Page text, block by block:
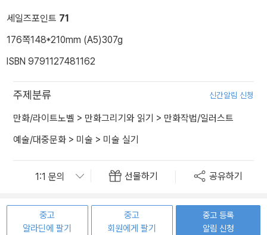
세일즈포인트 71
176쪽148*210mm (A5)307g
ISBN 9791127481162
주제분류 신간알림 신청
만화/라이트노벨 > 만화그리기와 읽기 > 만화작법/일러스트
예술/대중문화 > 미술 > 미술 실기
선물하기 공유하기
중고
알라딘에 팔기
중고
회원에게 팔기
중고 등록
알림 신청